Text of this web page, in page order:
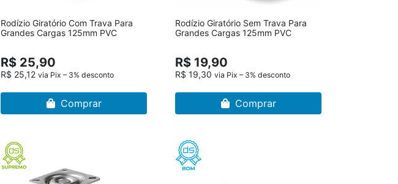
Rodízio Giratório Com Trava Para
Grandes Cargas 125mm PVC
R$ 25,90
R$ 25,12 via Pix – 3% desconto
Comprar
Rodízio Giratório Sem Trava Para
Grandes Cargas 125mm PVC
R$ 19,90
R$ 19,30 via Pix – 3% desconto
Comprar